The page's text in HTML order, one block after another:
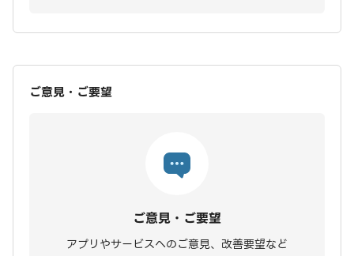
ご意見・ご要望
ご意見・ご要望
アプリやサービスへのご意見、改善要望など